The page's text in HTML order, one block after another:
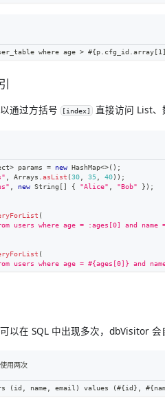
where age >
通过方括号 [index] 直接访问 List、
> params = new HashMap<>( ) ;
, Arrays .asList (30, 35, 40) ) ;
, new String [] { "Alice" , "Bob" } ) ;
(
users where age = :ages[0] and name
(
users where age = #{ages[0]} and
以在 SQL 中出现多次，dbVisitor 会
用两次
(id, name, email) values (#{id},